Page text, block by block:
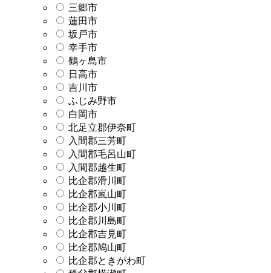
三郷市
蓮田市
坂戸市
幸手市
鶴ヶ島市
日高市
吉川市
ふじみ野市
白岡市
北足立郡伊奈町
入間郡三芳町
入間郡毛呂山町
入間郡越生町
比企郡滑川町
比企郡嵐山町
比企郡小川町
比企郡川島町
比企郡吉見町
比企郡鳩山町
比企郡ときがわ町